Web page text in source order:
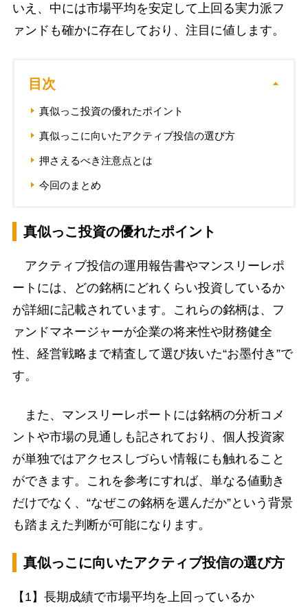
いえ、中には市場平均を安定して上回る実力派フ
ァンドも確かに存在しており、注目に値します。
目次
真似っこ投資の優れたポイント
真似っこに向いたアクティブ投信の選び方
押さえるべき注意点とは
今回のまとめ
真似っこ投資の優れたポイント
アクティブ投信の運用報告書やマンスリーレポ
ートには、どの銘柄にどれくらい投資しているか
が詳細に記載されています。これらの銘柄は、フ
ァンドマネージャーが企業の将来性や財務健全
性、経営戦略まで精査して選び抜いた“お墨付き”で
す。
また、マンスリーレポートには銘柄の分析コメ
ントや市場の見通しも記されており、個人投資家
が単独ではアクセスしづらい情報にも触れること
ができます。これを参考にすれば、単なる値動き
だけでなく、“なぜこの銘柄を選んだか”という背景
も踏まえた判断が可能になります。
真似っこに向いたアクティブ投信の選び方
【1】長期成績で市場平均を上回っているか